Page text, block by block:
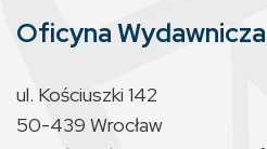
Oficyna
ul. Kościuszki 142
50-439 Wrocław